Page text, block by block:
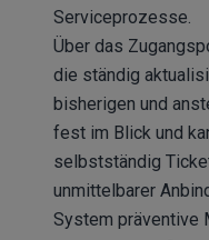
Serviceprozesse.
Über das
die ständig
bisherigen und
fest im Blick und
selbstständig
unmittelbarer
System präventive